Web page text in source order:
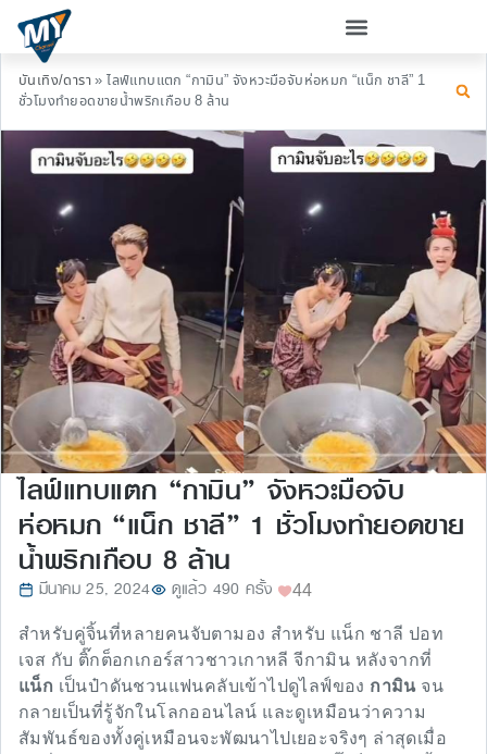
บันเทิง/ดารา»ไลฟ์แทบแตก “กามิน” จังหวะมือจับห่อหมก “แน็ก ชาลี” 1
ชั่วโมงทำยอดขายน้ำพริกเกือบ 8 ล้าน
ไลฟ์แทบแตก “กามิน” จังหวะมือจับ
ห่อหมก “แน็ก ชาลี” 1 ชั่วโมงทำยอดขาย
น้ำพริกเกือบ 8 ล้าน
มีนาคม 25, 2024 ดูแล้ว 490 ครั้ง 44
สำหรับคู่จิ้นที่หลายคนจับตามอง สำหรับ แน็ก ชาลี ปอท
เจส กับ ติ๊กต็อกเกอร์สาวชาวเกาหลี จีกามิน หลังจากที่
แน็ก เป็นป๋าดันชวนแฟนคลับเข้าไปดูไลฟ์ของ กามินจน
กลายเป็นที่รู้จักในโลกออนไลน์ และดูเหมือนว่าความ
สัมพันธ์ของทั้งคู่เหมือนจะพัฒนาไปเยอะจริงๆ ล่าสุดเมื่อ